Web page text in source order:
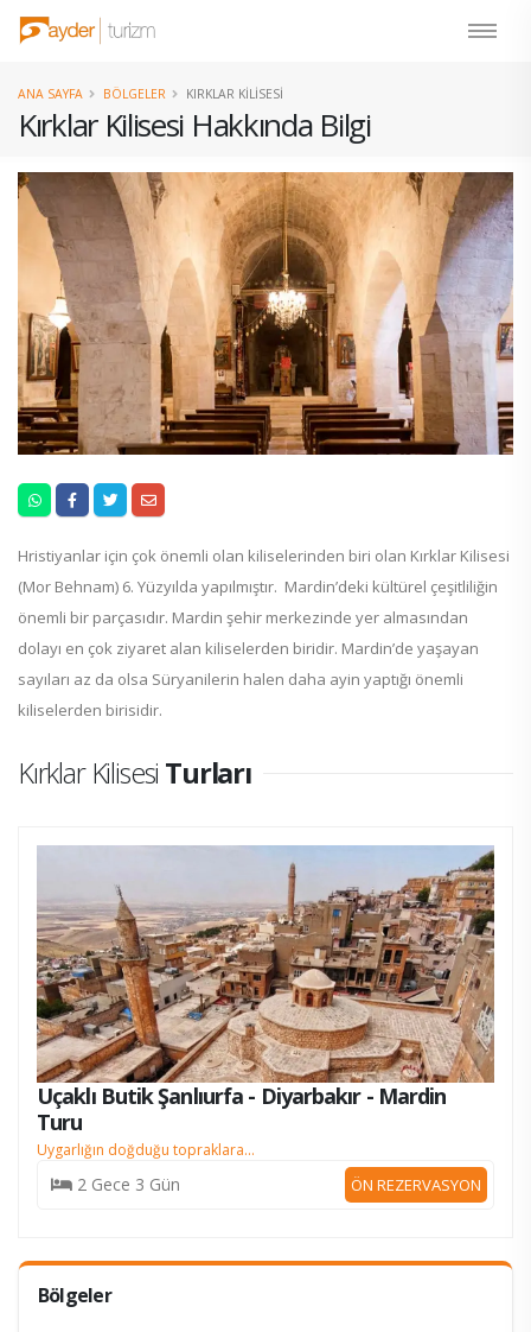
Kırklar Kilisesi Hakkında Bilgi
ANA SAYFA BÖLGELER KIRKLAR KILISESI
Bölgeler
Hristiyanlar için çok önemli olan kiliselerinden biri olan Kırklar Kilisesi
(Mor Behnam) 6. Yüzyılda yapılmıştır. Mardin’deki kültürel çeşitliliğin
önemli bir parçasıdır. Mardin şehir merkezinde yer almasından
dolayı en çok ziyaret alan kiliselerden biridir. Mardin’de yaşayan
sayıları az da olsa Süryanilerin halen daha ayin yaptığı önemli
kiliselerden birisidir.
Kırklar Kilisesi Turları
Uçaklı Butik Şanlıurfa - Diyarbakır - Mardin
Turu
Uygarlığın doğduğu topraklara...
2 Gece 3 Gün ÖN REZERVASYON